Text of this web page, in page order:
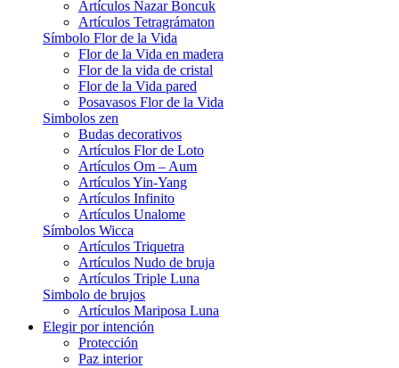
Artículos Nazar Boncuk
Artículos Tetragrámaton
Símbolo Flor de la Vida
Flor de la Vida en madera
Flor de la vida de cristal
Flor de la Vida pared
Posavasos Flor de la Vida
Simbolos zen
Budas decorativos
Artículos Flor de Loto
Artículos Om – Aum
Artículos Yin-Yang
Artículos Infinito
Artículos Unalome
Símbolos Wicca
Artículos Triquetra
Artículos Nudo de bruja
Artículos Triple Luna
Simbolo de brujos
Artículos Mariposa Luna
Elegir por intención
Protección
Paz interior